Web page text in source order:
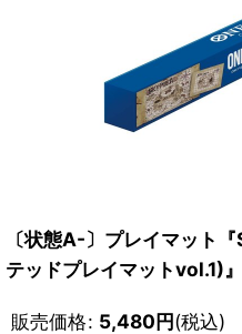
〔状態A-〕プレイマット
テッドプレイマットvol.1)
販売価格: 5,480円(税込)